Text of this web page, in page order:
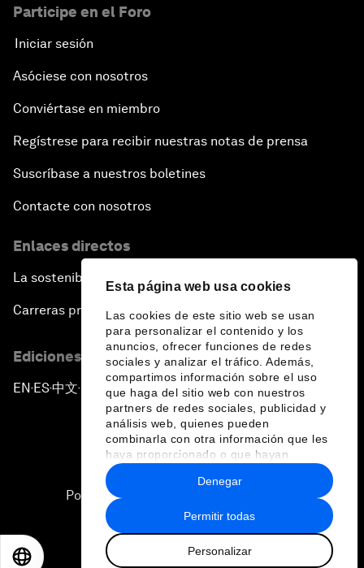
Esta página web usa cookies
Las cookies de este sitio web se usan
para personalizar el contenido y los
anuncios, ofrecer funciones de redes
sociales y analizar el tráfico. Además,
compartimos información sobre el uso
que haga del sitio web con nuestros
partners de redes sociales, publicidad y
análisis web, quienes pueden
combinarla con otra información que les
haya proporcionado o que hayan
recopilado a partir del uso que haya
hecho de sus servicios.
Permitir todas
Personalizar
Denegar
Participe en el Foro
Iniciar sesión
Asóciese con nosotros
Conviértase en miembro
Regístrese para recibir nuestras notas de prensa
Suscríbase a nuestros boletines
Contacte con nosotros
Enlaces directos
La sostenibilidad en el Foro
Carreras profesionales
Ediciones en otros idiomas
EN ▪ES▪中文▪ 日本語
Política de privacidad y normas de uso
Sitemap
2026 Foro Económico Mundial